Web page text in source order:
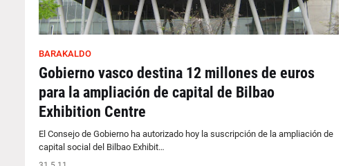
BARAKALDO
Gobierno vasco destina 12 millones de euros
para la ampliación de capital de Bilbao
Exhibition Centre
El Consejo de Gobierno ha autorizado hoy la suscripción de la ampliación de
capital social del Bilbao Exhibit…